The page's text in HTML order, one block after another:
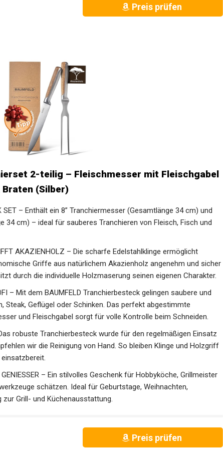
Preis prüfen
2-teilig – Fleischmesser mit Fleischgabel
Braten (Silber)
SET – Enthält ein 8” Tranchiermesser (Gesamtlänge 34 cm) und
34 cm) – ideal für sauberes Tranchieren von Fleisch, Fisch und
AKAZIENHOLZ – Die scharfe Edelstahlklinge ermöglicht
Griffe aus natürlichem Akazienholz angenehm und sicher
durch die individuelle Holzmaserung seinen eigenen Charakter.
– Mit dem BAUMFELD Tranchierbesteck gelingen saubere und
Steak, Geflügel oder Schinken. Das perfekt abgestimmte
und Fleischgabel sorgt für volle Kontrolle beim Schneiden.
robuste Tranchierbesteck wurde für den regelmäßigen Einsatz
wir die Reinigung von Hand. So bleiben Klinge und Holzgriff
GENIESSER – Ein stilvolles Geschenk für Hobbyköche, Grillmeister
schätzen. Ideal für Geburtstage, Weihnachten,
zur Grill- und Küchenausstattung.
Preis prüfen